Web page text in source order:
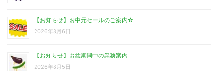
【お知らせ】お中元セールのご案内☆
2026年8月6日
【お知らせ】お盆期間中の業務案内
2026年8月5日